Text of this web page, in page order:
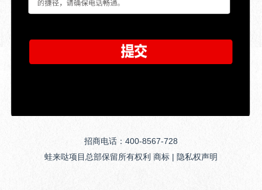
招商电话：400-8567-728
蛙来哒项目总部保留所有权利 商标 | 隐私权声明